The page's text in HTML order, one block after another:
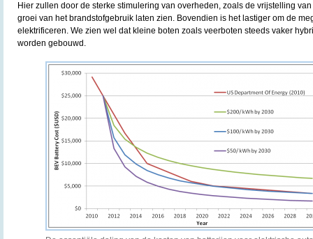
Hier zullen door de sterke stimulering van overheden, zoals de vrijstelling
groei van het brandstofgebruik laten zien. Bovendien is het lastiger om de
elektrificeren. We zien wel dat kleine boten zoals veerboten steeds vaker
worden gebouwd.